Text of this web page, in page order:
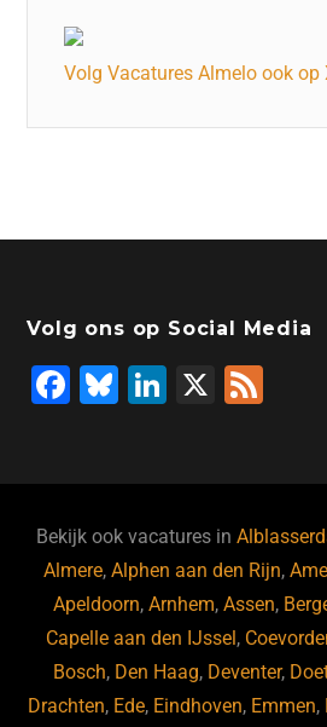
Volg Vacatures Almelo ook op
Volg ons op Social Media
F
b
o
o
k
Bl
ky
Li
dI
n
X
Bekijk ook vacatures in
Almere,Alphen aan den Rijn,
Apeldoorn,Arnhem,Assen,
Capelle aan den IJssel,
Bosch, Den Haag, Deventer,
Drachten, Ede, Eindhoven, Emmen,